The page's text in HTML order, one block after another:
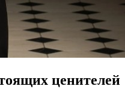
ценителей